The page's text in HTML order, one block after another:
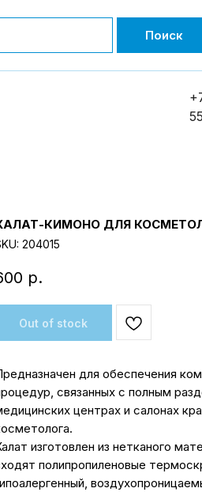
Поиск
55
КИМОНО ДЛЯ
204015
р.
Out of stock
для обеспечения
связанных с полным
центрах и салонах
изготовлен из нетканого
полипропиленовые